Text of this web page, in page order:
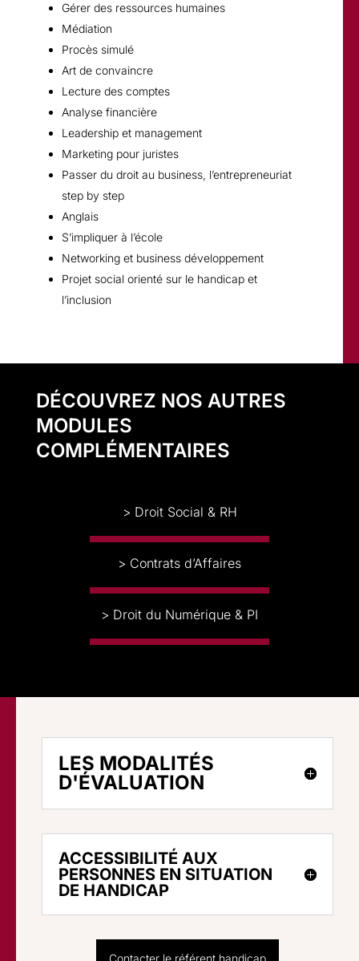
Gérer des ressources humaines
Médiation
Procès simulé
Art de convaincre
Lecture des comptes
Analyse financière
Leadership et management
Marketing pour juristes
Passer du droit au business, l’entrepreneuriat
step by step
Anglais
S’impliquer à l’école
Networking et business développement
Projet social orienté sur le handicap et
l’inclusion
DÉCOUVREZ NOS AUTRES
MODULES
COMPLÉMENTAIRES
> Droit Social & RH
> Contrats d’Affaires
> Droit du Numérique & PI
LES MODALITÉS
D'ÉVALUATION
ACCESSIBILITÉ AUX
PERSONNES EN SITUATION
DE HANDICAP